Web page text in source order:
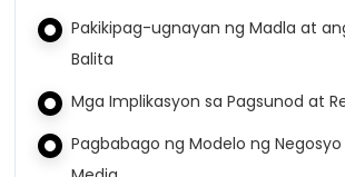
Pakikipag-ugnayan ng Madla at
Balita
Mga Implikasyon sa Pagsunod at
Pagbabago ng Modelo ng